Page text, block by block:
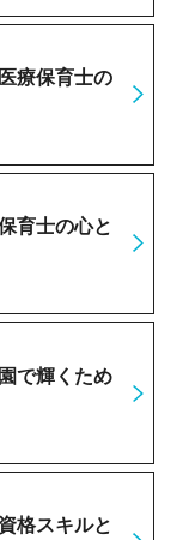
療保育士の
育士の心と
で輝くため
格スキルと